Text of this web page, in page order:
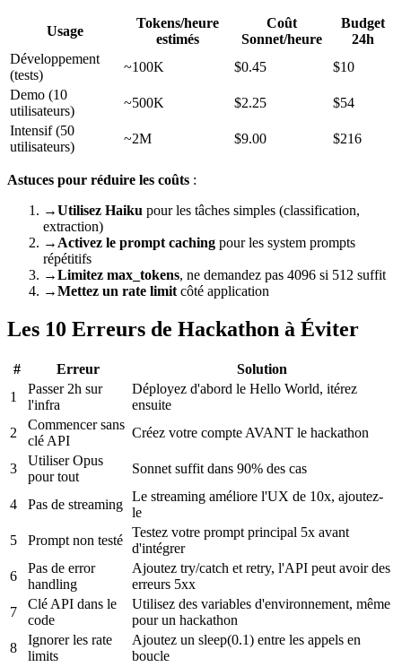
Usage
Tokens/heure
estimés
Coût
Sonnet/heure
Budget
24h
Développement
(tests)
~100K $0.45
$10
Demo (10
utilisateurs)
~500K $2.25
$54
Intensif (50
utilisateurs)
~2M $9.00 $216
Astuces pour réduire les coûts :
→Utilisez Haiku pour les tâches simples (classification,
extraction)
→ Activez le prompt caching pour les system prompts
répétitifs
→Limitez max_tokens, ne demandez pas 4096 si 512 suffit
→Mettez un rate limit côté application
Les 10 Erreurs de Hackathon à Éviter
# Erreur
Solution
1
Passer 2h sur
l'infra
Déployez d'abord le Hello World, itérez
ensuite
2
Commencer sans
clé API
Créez votre compte AVANT le hackathon
3
Utiliser Opus
pour tout
Sonnet suffit dans 90% des cas
4 Pas de streaming
Le streaming améliore l'UX de 10x, ajoutez-
le
5
Prompt non testé
Testez votre prompt principal 5x avant
d'intégrer
6
Pas de error
handling
Ajoutez try/catch et retry, l'API peut avoir des
erreurs 5xx
7
Clé API dans le
code
Utilisez des variables d'environnement, même
pour un hackathon
8
Ignorer les rate
limits
Ajoutez un sleep(0.1) entre les appels en
boucle